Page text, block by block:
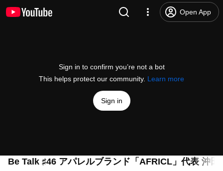
Open App
Sign in to confirm you’re not a bot
This helps protect our community. Learn more
Sign in
Be Talk ♯46 アパレルブランド「AFRICL」代表 沖